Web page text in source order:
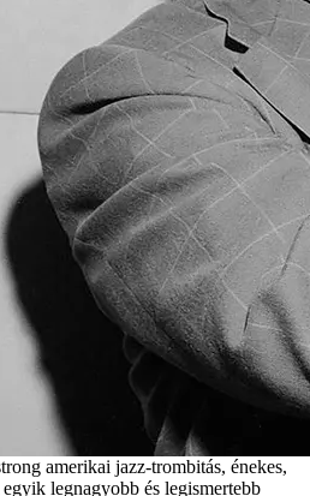
amerikai jazz-trombitás, énekes,
legnagyobb és legismertebb